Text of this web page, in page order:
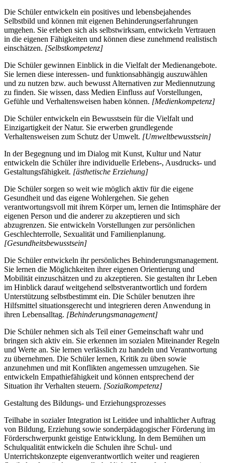
Die Schüler entwickeln ein positives und lebensbejahendes
Selbstbild und können mit eigenen Behinderungserfahrungen
umgehen. Sie erleben sich als selbstwirksam, entwickeln Vertrauen
in die eigenen Fähigkeiten und können diese zunehmend realistisch
einschätzen. [Selbstkompetenz]
Die Schüler gewinnen Einblick in die Vielfalt der Medienangebote.
Sie lernen diese interessen- und funktionsabhängig auszuwählen
und zu nutzen bzw. auch bewusst Alternativen zur Mediennutzung
zu finden. Sie wissen, dass Medien Einfluss auf Vorstellungen,
Gefühle und Verhaltensweisen haben können. [Medienkompetenz]
Die Schüler entwickeln ein Bewusstsein für die Vielfalt und
Einzigartigkeit der Natur. Sie erwerben grundlegende
Verhaltensweisen zum Schutz der Umwelt. [Umweltbewusstsein]
In der Begegnung und im Dialog mit Kunst, Kultur und Natur
entwickeln die Schüler ihre individuelle Erlebens-, Ausdrucks- und
Gestaltungsfähigkeit. [ästhetische Erziehung]
Die Schüler sorgen so weit wie möglich aktiv für die eigene
Gesundheit und das eigene Wohlergehen. Sie gehen
verantwortungsvoll mit ihrem Körper um, lernen die Intimsphäre der
eigenen Person und die anderer zu akzeptieren und sich
abzugrenzen. Sie entwickeln Vorstellungen zur persönlichen
Geschlechterrolle, Sexualität und Familienplanung.
[Gesundheitsbewusstsein]
Die Schüler entwickeln ihr persönliches Behinderungsmanagement.
Sie lernen die Möglichkeiten ihrer eigenen Orientierung und
Mobilität einzuschätzen und zu akzeptieren. Sie gestalten ihr Leben
im Hinblick darauf weitgehend selbstverantwortlich und fordern
Unterstützung selbstbestimmt ein. Die Schüler benutzen ihre
Hilfsmittel situationsgerecht und integrieren deren Anwendung in
ihren Lebensalltag. [Behinderungsmanagement]
Die Schüler nehmen sich als Teil einer Gemeinschaft wahr und
bringen sich aktiv ein. Sie erkennen im sozialen Miteinander Regeln
und Werte an. Sie lernen verlässlich zu handeln und Verantwortung
zu übernehmen. Die Schüler lernen, Kritik zu üben sowie
anzunehmen und mit Konflikten angemessen umzugehen. Sie
entwickeln Empathiefähigkeit und können entsprechend der
Situation ihr Verhalten steuern. [Sozialkompetenz]
Gestaltung des Bildungs- und Erziehungsprozesses
Teilhabe in sozialer Integration ist Leitidee und inhaltlicher Auftrag
von Bildung, Erziehung sowie sonderpädagogischer Förderung im
Förderschwerpunkt geistige Entwicklung. In dem Bemühen um
Schulqualität entwickeln die Schulen ihre Schul- und
Unterrichtskonzepte eigenverantwortlich weiter und reagieren